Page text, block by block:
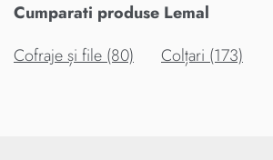
Cumparati produse Lemal
Cofraje și file (80)
Colțari (173)